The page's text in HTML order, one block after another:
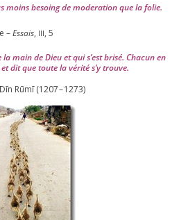
moins besoing de mode­ra­tion que la folie.
Essais, III, 5
main de Dieu et qui s’est bri­sé. Chacun en
dit que toute la véri­té s’y trouve.
Rūmī (1207–1273)